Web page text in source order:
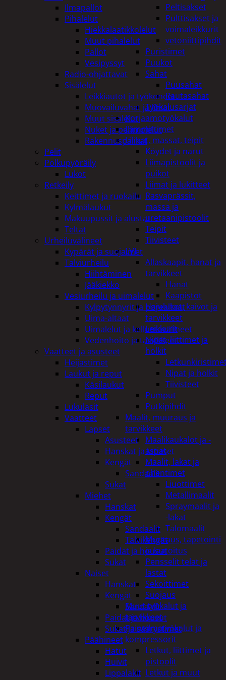
Peltisakset
Pulttisakset ja
voimaleikkurit
vetoniittipihdit
Puristimet
Puukot
Sahat
Puusahat
Rautasahat
Työkalusarjat
Korjaamotyökalut
Lämmittimet
Liimat, massat, teipit
Köydet ja narut
Liimapistoolit ja
puikot
Liimat ja lukitteet
Rasvaprässit,
massa ja
uretaanipistoolit
Teipit
Tiivisteet
LVI
Allaskaapit, hanat ja
tarvikkeet
Hanat
Kaapistot
Hajulukot, kaivot ja
tarvikkeet
Leikkurit
Nipat, liittimet ja
holkit
Nipat ja holkit
Tiivisteet
Pumput
Putkipihdit
Maalit, muuraus ja
tarvikkeet
Maalikaukalot ja -
astiat
Maalit, lakat ja
ohentimet
Liuottimet
Metallimaalit
Spraymaalit ja
-lakat
Talomaalit
Muuraus, tapetointi
ja laatoitus
Pensselit telat ja
lastat
Sekoittimet
Suojaus
Muut työkalut ja
tarvikkeet
Paineilmatyökalut ja
kompressorit
Letkut, liittimet ja
pistoolit
Letkut ja muut
Ilmapallot
Pihalelut
Hiekkalaatikkolelut
Muut pihalelut
Pallot
Vesipyssyt
Radio-ohjattavat
Sisälelut
Leikkiautot ja työkoneet
Muovailuvahat ja limat
Muut sisälelut
Nuket ja pehmolelut
Rakennuspalikat
Pelit
Polkupyöräily
Lukot
Retkeily
Keittimet ja ruokailu
Kylmälaukut
Makuupussit ja alustat
Teltat
Urheiluvälineet
Kypärät ja suojaimet
Talviurheilu
Hiihtäminen
Jääkiekko
Vesiurheilu ja uimalelut
Kylpytynnyrit ja porealtaat
Uima-altaat
Uimalelut ja kelluntavälineet
Vedenhoito ja tarvikkeet
Vaatteet ja asusteet
Heijastimet
Laukut ja reput
Käsilaukut
Reput
Lukulasit
Vaatteet
Lapset
Asusteet
Hanskat ja lapaset
Kengät
Sandaalit
Sukat
Miehet
Hanskat
Kengät
Sandaalit
Talvikengät
Paidat ja housut
Sukat
Naiset
Hanskat
Kengät
Sandaalit
Paidat ja housut
Sukat ja säärystimet
Päähineet
Hatut
Huivit
Lippalakit